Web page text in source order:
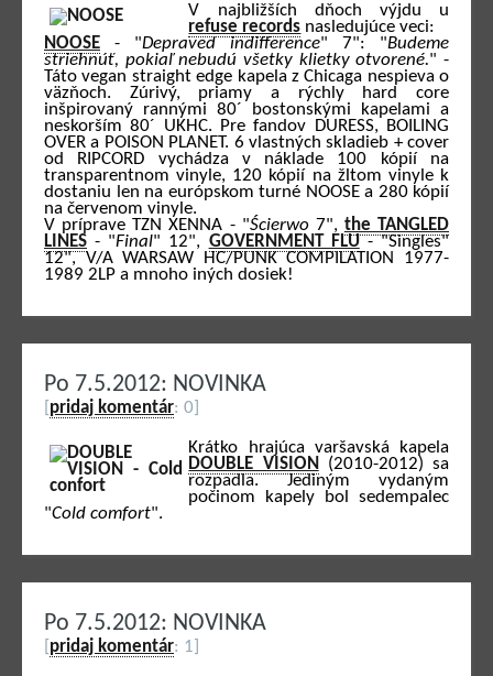
V najbližších dňoch výjdu u
refuse records nasledujúce veci:
NOOSE - "Depraved indifference" 7": "Budeme
striehnúť, pokiaľ nebudú všetky klietky otvorené." -
Táto vegan straight edge kapela z Chicaga nespieva o
väzňoch. Zúrivý, priamy a rýchly hard core
inšpirovaný rannými 80´ bostonskými kapelami a
neskorším 80´ UKHC. Pre fandov DURESS, BOILING
OVER a POISON PLANET. 6 vlastných skladieb + cover
od RIPCORD vychádza v náklade 100 kópií na
transparentnom vinyle, 120 kópií na žltom vinyle k
dostaniu len na európskom turné NOOSE a 280 kópií
na červenom vinyle.
V príprave TZN XENNA - "Ścierwo7", the TANGLED
LINES - "Final" 12", GOVERNMENT FLU- "Singles"
12", V/A WARSAW HC/PUNK COMPILATION 1977-
1989 2LP a mnoho iných dosiek!
Po 7.5.2012: NOVINKA
pridaj komentár: 0]
Krátko hrajúca varšavská kapela
DOUBLE VISION (2010-2012) sa
rozpadla. Jediným vydaným
počinom kapely bol sedempalec
"Cold comfort".
Po 7.5.2012: NOVINKA
pridaj komentár: 1]